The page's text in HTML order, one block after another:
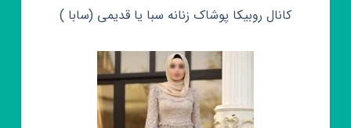
کانال روبیکا پوشاک زنانه سبا یا قدیمی (سابا )